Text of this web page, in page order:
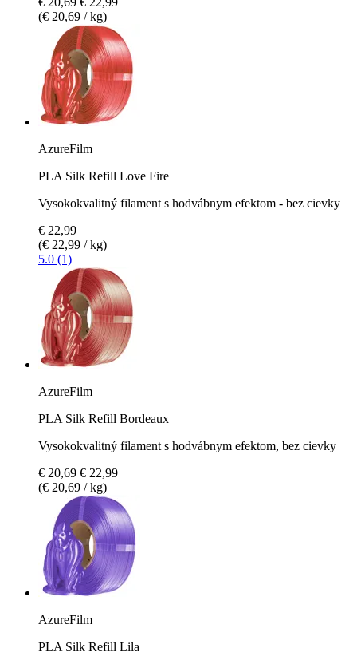
(€ 20,69 / kg)
AzureFilm
PLA Silk Refill Love Fire
Vysokokvalitný filament s hodvábnym efektom - bez cievky
€ 22,99
(€ 22,99 / kg)
5.0 (1)
AzureFilm
PLA Silk Refill Bordeaux
Vysokokvalitný filament s hodvábnym efektom, bez cievky
€ 20,69 € 22,99
(€ 20,69 / kg)
AzureFilm
PLA Silk Refill Lila